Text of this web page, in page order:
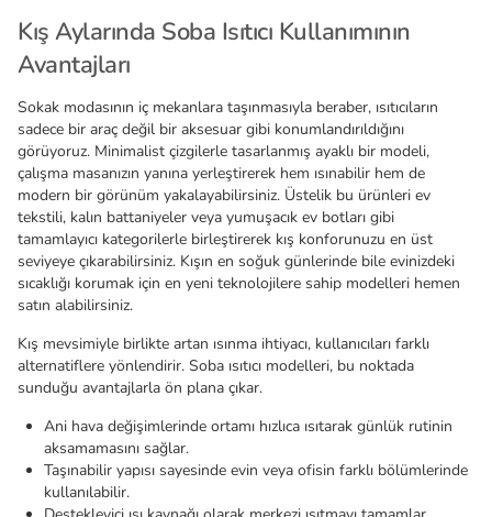
Kış Aylarında Soba Isıtıcı Kullanımının
Avantajları
Sokak modasının iç mekanlara taşınmasıyla beraber, ısıtıcıların
sadece bir araç değil bir aksesuar gibi konumlandırıldığını
görüyoruz. Minimalist çizgilerle tasarlanmış ayaklı bir modeli,
çalışma masanızın yanına yerleştirerek hem ısınabilir hem de
modern bir görünüm yakalayabilirsiniz. Üstelik bu ürünleri ev
tekstili, kalın battaniyeler veya yumuşacık ev botları gibi
tamamlayıcı kategorilerle birleştirerek kış konforunuzu en üst
seviyeye çıkarabilirsiniz. Kışın en soğuk günlerinde bile evinizdeki
sıcaklığı korumak için en yeni teknolojilere sahip modelleri hemen
satın alabilirsiniz.
Kış mevsimiyle birlikte artan ısınma ihtiyacı, kullanıcıları farklı
alternatiflere yönlendirir. Soba ısıtıcı modelleri, bu noktada
sunduğu avantajlarla ön plana çıkar.
Ani hava değişimlerinde ortamı hızlıca ısıtarak günlük rutinin
aksamamasını sağlar.
Taşınabilir yapısı sayesinde evin veya ofisin farklı bölümlerinde
kullanılabilir.